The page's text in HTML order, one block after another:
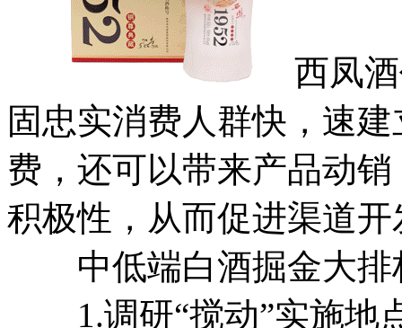
西凤
固忠实消费人群快，速
费，还可以带来产品动
积极性，从而促进渠道
中低端白酒掘金大排
1.调研“搅动”实施地